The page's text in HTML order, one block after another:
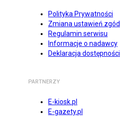
Polityka Prywatności
Zmiana ustawień zgód
Regulamin serwisu
Informacje o nadawcy
Deklaracja dostępności
PARTNERZY
E-kiosk.pl
E-gazety.pl